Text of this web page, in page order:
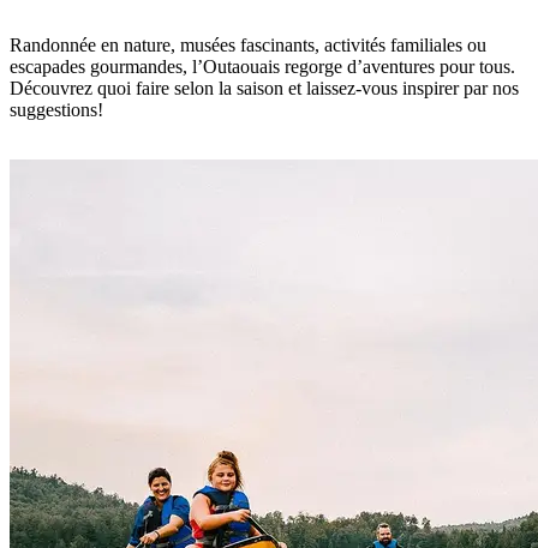
Randonnée en nature, musées fascinants, activités familiales ou
escapades gourmandes, l’Outaouais regorge d’aventures pour tous.
Découvrez quoi faire selon la saison et laissez-vous inspirer par nos
suggestions!